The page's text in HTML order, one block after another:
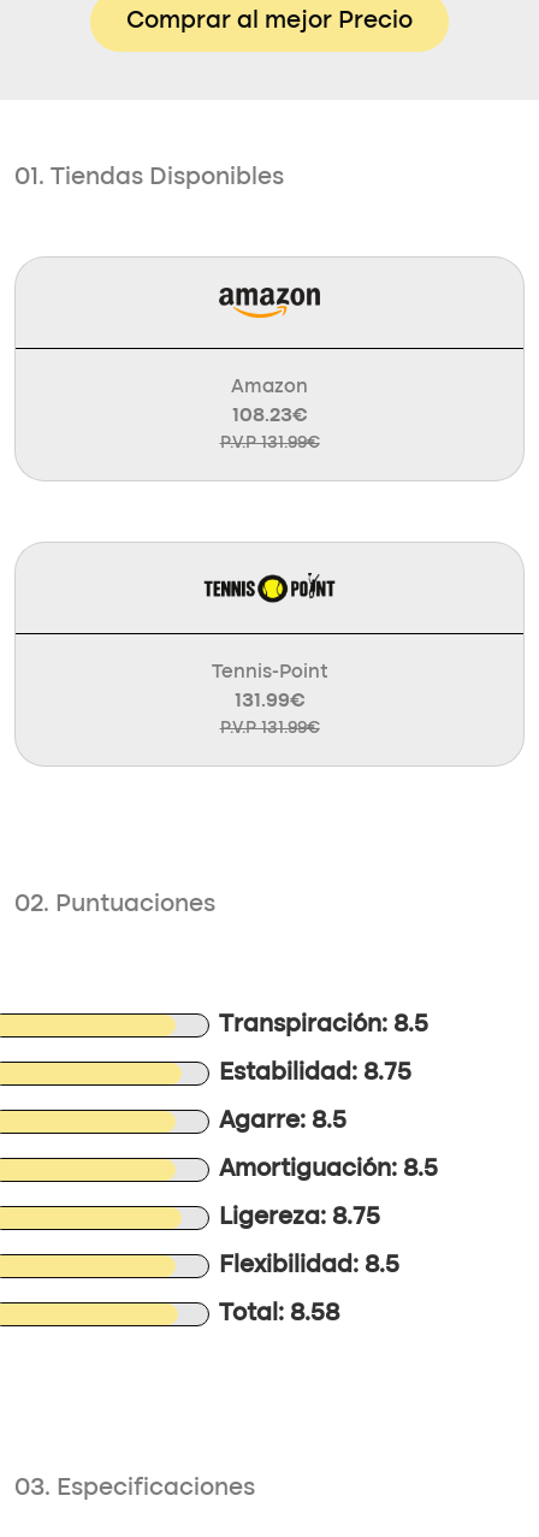
Comprar al mejor Precio
01. Tiendas Disponibles
Amazon
108.23€
P.V.P 131.99€
Tennis-Point
131.99€
P.V.P 131.99€
02. Puntuaciones
Transpiración: 8.5
Estabilidad: 8.75
Agarre: 8.5
Amortiguación: 8.5
Ligereza: 8.75
Flexibilidad: 8.5
Total: 8.58
03. Especificaciones